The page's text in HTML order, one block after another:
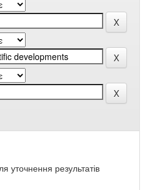
уточнення результатів